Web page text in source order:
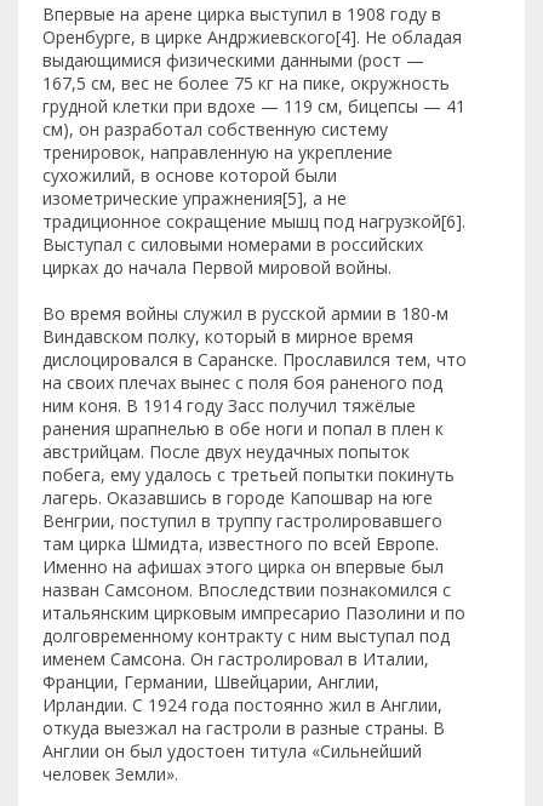
Впервые на арене цирка выступил в 1908 году в
Оренбурге, в цирке Андржиевского[4]. Не обладая
выдающимися физическими данными (рост —
167,5 см, вес не более 75 кг на пике, окружность
грудной клетки при вдохе — 119 см, бицепсы — 41
см), он разработал собственную систему
тренировок, направленную на укрепление
сухожилий, в основе которой были
изометрические упражнения[5], а не
традиционное сокращение мышц под нагрузкой[6].
Выступал с силовыми номерами в российских
цирках до начала Первой мировой войны.
Во время войны служил в русской армии в 180-м
Виндавском полку, который в мирное время
дислоцировался в Саранске. Прославился тем, что
на своих плечах вынес с поля боя раненого под
ним коня. В 1914 году Засс получил тяжёлые
ранения шрапнелью в обе ноги и попал в плен к
австрийцам. После двух неудачных попыток
побега, ему удалось с третьей попытки покинуть
лагерь. Оказавшись в городе Капошвар на юге
Венгрии, поступил в труппу гастролировавшего
там цирка Шмидта, известного по всей Европе.
Именно на афишах этого цирка он впервые был
назван Самсоном. Впоследствии познакомился с
итальянским цирковым импресарио Пазолини и по
долговременному контракту с ним выступал под
именем Самсона. Он гастролировал в Италии,
Франции, Германии, Швейцарии, Англии,
Ирландии. С 1924 года постоянно жил в Англии,
откуда выезжал на гастроли в разные страны. В
Англии он был удостоен титула «Сильнейший
человек Земли».